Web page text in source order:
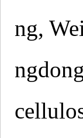
ng,